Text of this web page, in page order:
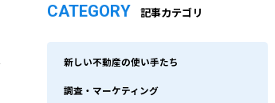
CATEGORY 記事カテゴリ
新しい不動産の使い手たち
調査・マーケティング